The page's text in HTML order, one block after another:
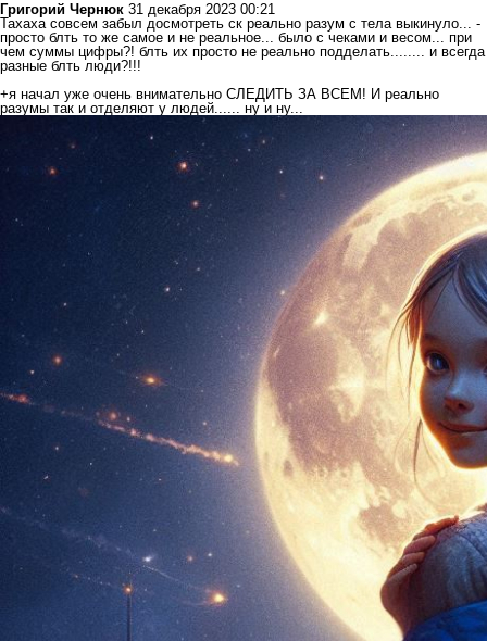
Григорий Чернюк 31 декабря 2023 00:21
Тахаха совсем забыл досмотреть ск реально разум с тела выкинуло... -
просто блть то же самое и не реальное... было с чеками и весом... при
чем суммы цифры?! блть их просто не реально подделать........ и всегда
разные блть люди?!!!
+я начал уже очень внимательно СЛЕДИТЬ ЗА ВСЕМ! И реально
разумы так и отделяют у людей...... ну и ну...